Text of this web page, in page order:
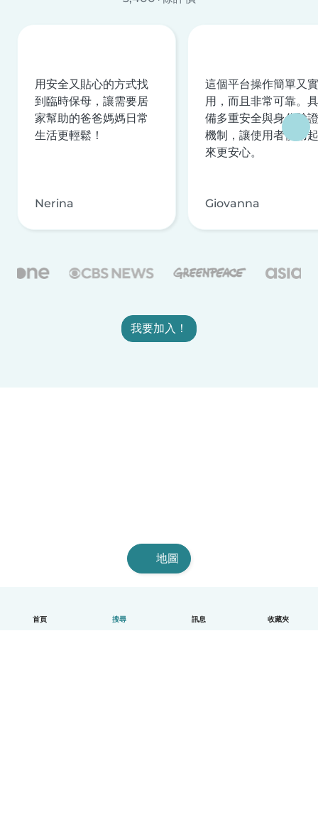
首頁 搜尋 訊息 收藏夾
用安全又貼心的方式找
到臨時保母，讓需要居
家幫助的爸爸媽媽日常
生活更輕鬆！
Nerina
這個平台操作簡單又實
用，而且非常可靠。具
備多重安全與身分驗證
機制，讓使用者使用起
來更安心。
Giovanna
我要加入！
地圖